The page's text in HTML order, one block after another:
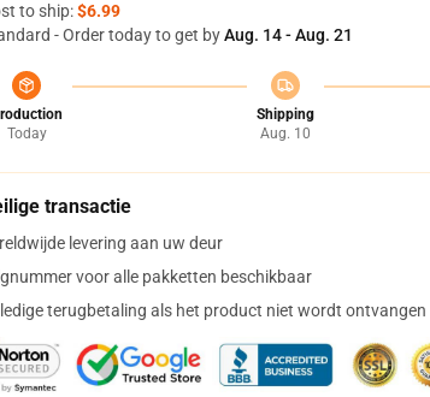
to ship:$6.99
- Order today to get byAug. 14 - Aug. 21
Today
Shipping
Aug. 10
transactie
levering aan uw deur
voor alle pakketten beschikbaar
terugbetaling als het product niet wordt ontvangen